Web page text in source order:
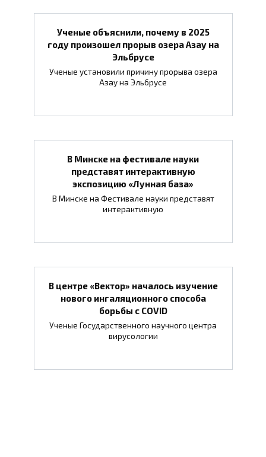
Ученые объяснили, почему в 2025
году произошел прорыв озера Азау на
Эльбрусе
Ученые установили причину прорыва озера
Азау на Эльбрусе
В Минске на фестивале науки
представят интерактивную
экспозицию «Лунная база»
В Минске на Фестивале науки представят
интерактивную
В центре «Вектор» началось изучение
нового ингаляционного способа
борьбы с COVID
Ученые Государственного научного центра
вирусологии